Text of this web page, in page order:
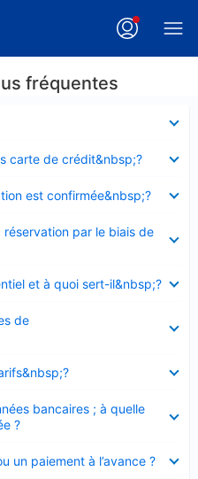
fréquentes
carte de crédit&nbsp;?
est confirmée&nbsp;?
réservation par le biais de
et à quoi sert-il&nbsp;?
de
bancaires ; à quelle
?
un paiement à l’avance ?